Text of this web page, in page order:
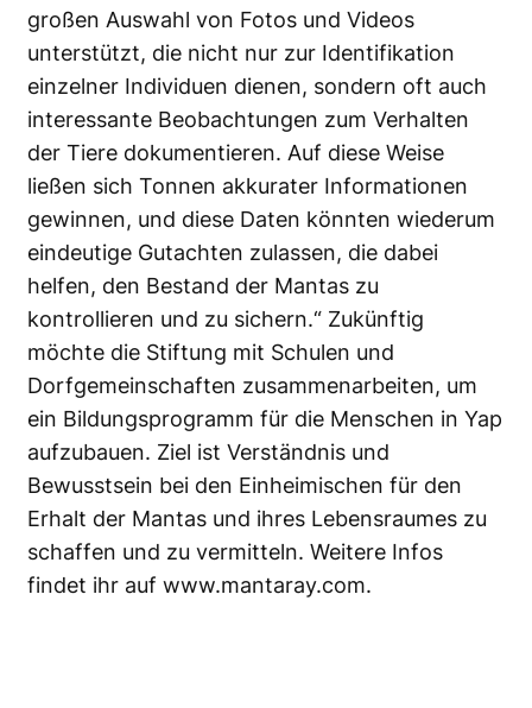
großen Auswahl von Fotos und Videos
unterstützt, die nicht nur zur Identifikation
einzelner Individuen dienen, sondern oft auch
interessante Beobachtungen zum Verhalten
der Tiere dokumentieren. Auf diese Weise
ließen sich Tonnen akkurater Informationen
gewinnen, und diese Daten könnten wiederum
eindeutige Gutachten zulassen, die dabei
helfen, den Bestand der Mantas zu
kontrollieren und zu sichern.“ Zukünftig
möchte die Stiftung mit Schulen und
Dorfgemeinschaften zusammenarbeiten, um
ein Bildungsprogramm für die Menschen in Yap
aufzubauen. Ziel ist Verständnis und
Bewusstsein bei den Einheimischen für den
Erhalt der Mantas und ihres Lebensraumes zu
schaffen und zu vermitteln. Weitere Infos
findet ihr auf www.mantaray.com.